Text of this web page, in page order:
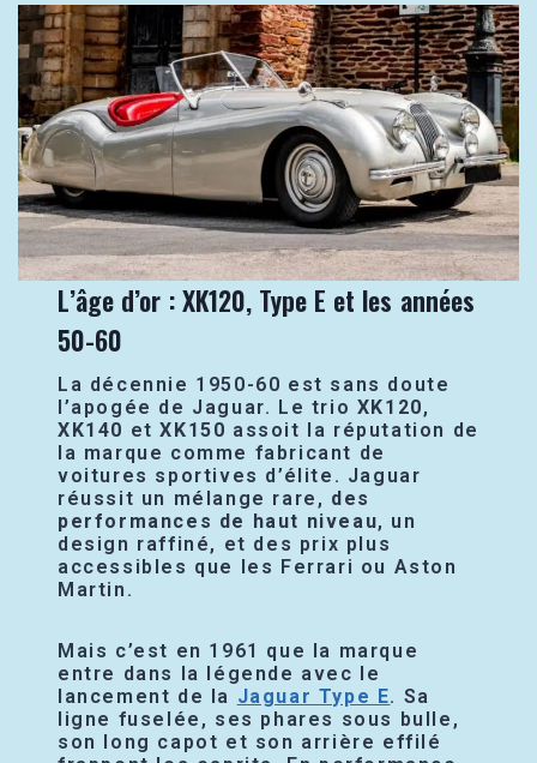
L’âge d’or : XK120, Type E et les années
50-60
La décennie 1950-60 est sans doute
l’apogée de Jaguar. Le trio XK120,
XK140 etXK150 assoit la réputation de
la marque comme fabricant de
voitures sportives d’élite. Jaguar
réussit un mélange rare, des
performances de haut niveau, un
design raffiné, et des prix plus
accessibles que les Ferrari ou Aston
Martin.
Mais c’est en 1961 que la marque
entre dans la légende avec le
lancement de la Jaguar Type E. Sa
ligne fuselée, ses phares sous bulle,
son long capot et son arrière effilé